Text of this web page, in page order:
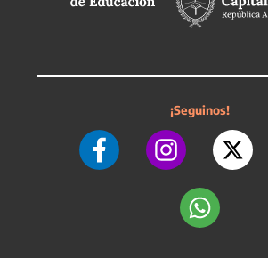
¡Seguinos!